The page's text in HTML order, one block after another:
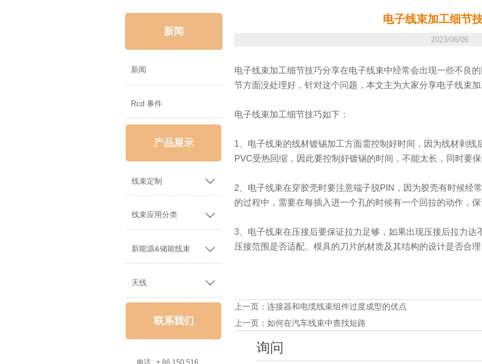
新闻
新闻
Rcd 事件
产品展示
线束定制 
线束应用分类 
新能源&储能线束 
天线 
联系我们
电子线束加工细节
2023/06/06
电子线束加工细节技巧分享在电子线束中经常会出现一些不良
节方面没处理好，针对这个问题，本文主为大家分享电子线束加
电子线束加工细节技巧如下：
1、电子线束的线材镀锡加工方面需控制好时间，因为线材剥
PVC受热回缩，因此要控制好镀锡的时间，不能太长，同时要
2、电子线束在穿胶壳时要注意端子脱PIN，因为胶壳有时候经
的过程中，需要在每插入进一个孔的时候有一个回拉的动作，
3、电子线束在压接后要保证拉力足够，如果出现压接后拉力
压接范围是否适配、模具的刀片的材质及其结构的设计是否合
上一页：连接器和电缆线束组件过度成型的优点
上一页：如何在汽车线束中查找短路
询问